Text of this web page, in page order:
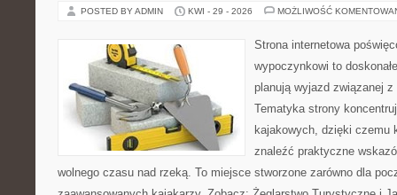
POSTED BY ADMIN KWI - 29 - 2026 MOŻLIWOŚĆ
Strona internetowa
wypoczynkowi to
planują wyjazd związanej
Tematyka strony
kajakowych, dzięki czemu
znaleźć praktyczne
wolnego czasu nad rzeką. To miejsce stworzone zarówno dla